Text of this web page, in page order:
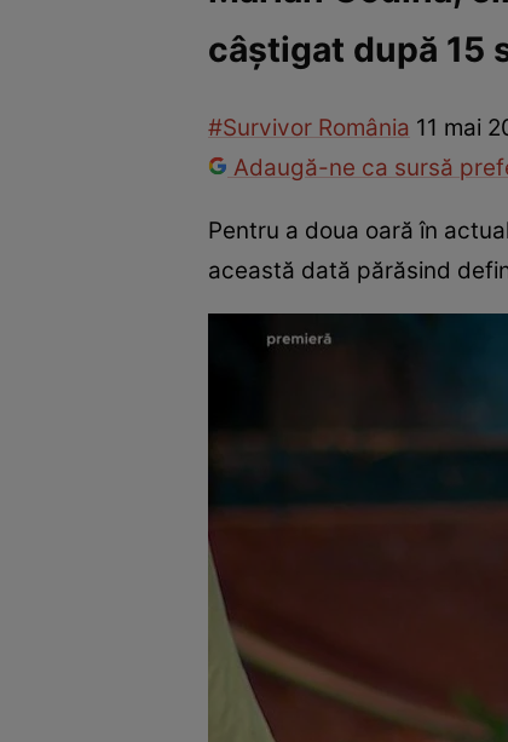
Românii au talentSurvivor România
câștigat după 15
#Survivor România 11 mai
Adaugă-ne ca sursă
Pentru a doua oară în
această dată părăsind